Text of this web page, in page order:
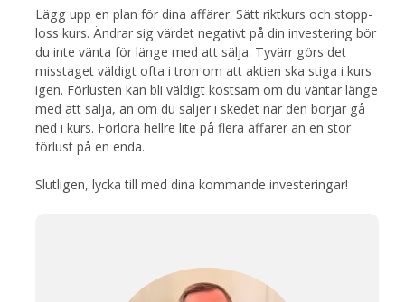
Lägg upp en plan för dina affärer. Sätt riktkurs och stopp-
loss kurs. Ändrar sig värdet negativt på din investering bör
du inte vänta för länge med att sälja. Tyvärr görs det
misstaget väldigt ofta i tron om att aktien ska stiga i kurs
igen. Förlusten kan bli väldigt kostsam om du väntar länge
med att sälja, än om du säljer i skedet när den börjar gå
ned i kurs. Förlora hellre lite på flera affärer än en stor
förlust på en enda.
Slutligen, lycka till med dina kommande investeringar!